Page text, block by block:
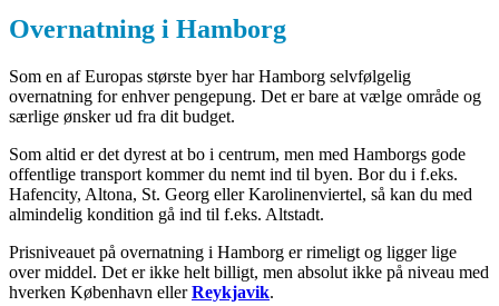
Overnatning i Hamborg
Som en af Europas største byer har Hamborg selvfølgelig
overnatning for enhver pengepung. Det er bare at vælge område og
særlige ønsker ud fra dit budget.
Som altid er det dyrest at bo i centrum, men med Hamborgs gode
offentlige transport kommer du nemt ind til byen. Bor du i f.eks.
Hafencity, Altona, St. Georg eller Karolinenviertel, så kan du med
almindelig kondition gå ind til f.eks. Altstadt.
Prisniveauet på overnatning i Hamborg er rimeligt og ligger lige
over middel. Det er ikke helt billigt, men absolut ikke på niveau med
hverken København ellerReykjavik.